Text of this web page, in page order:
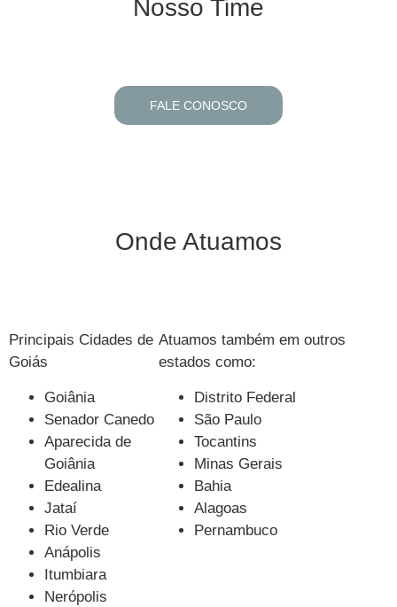
Nosso Time
FALE CONOSCO
Onde Atuamos
Principais Cidades de
Goiás
Goiânia
Senador Canedo
Aparecida de
Goiânia
Edealina
Jataí
Rio Verde
Anápolis
Itumbiara
Nerópolis
Atuamos também em outros
estados como:
Distrito Federal
São Paulo
Tocantins
Minas Gerais
Bahia
Alagoas
Pernambuco